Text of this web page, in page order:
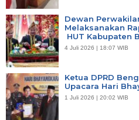
Dewan
Melaksanakan
HUT Kabupaten
4 Juli 2026 | 18:07 WIB
Ketua DPRD
Upacara Hari
1 Juli 2026 | 20:02 WIB